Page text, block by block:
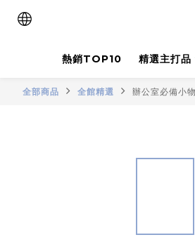
熱銷TOP10 精選主打品
全部商品 全館精選 辦公室必備小物